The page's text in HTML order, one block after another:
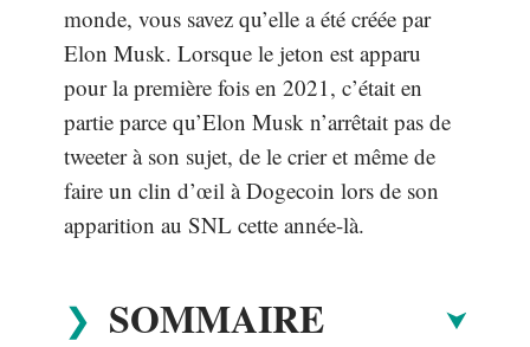
monde, vous savez qu’elle a été créée par
Elon Musk. Lorsque le jeton est apparu
pour la première fois en 2021, c’était en
partie parce qu’Elon Musk n’arrêtait pas de
tweeter à son sujet, de le crier et même de
faire un clin d’œil à Dogecoin lors de son
apparition au SNL cette année-là.
SOMMAIRE